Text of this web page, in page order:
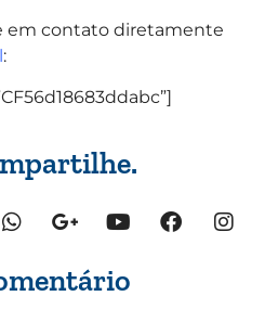
em contato diretamente
: